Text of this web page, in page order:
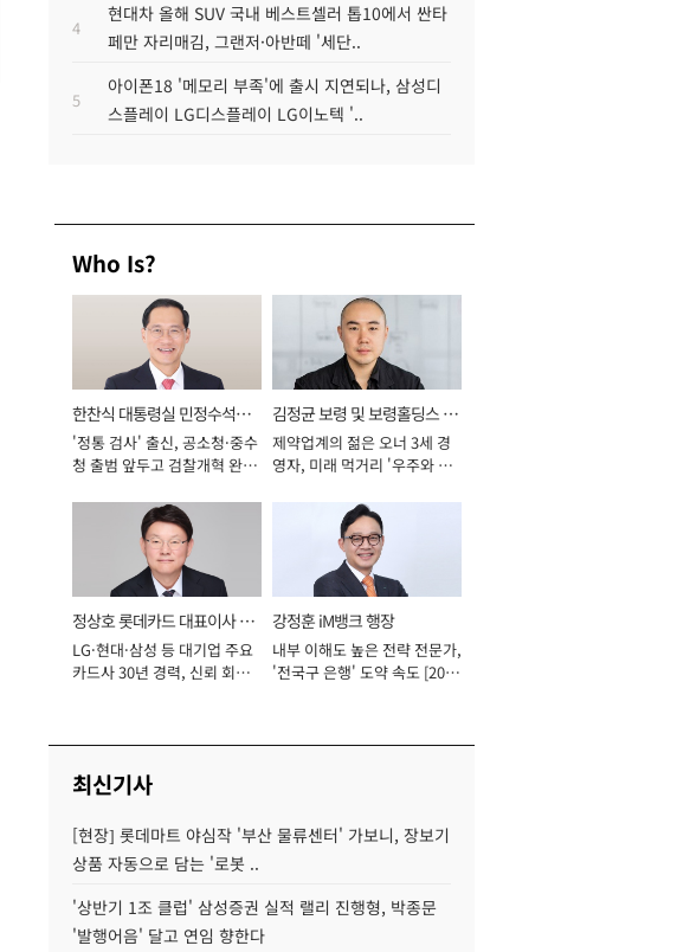
4
현대차 올해 SUV 국내 베스트셀러 톱10에서 싼타
페만 자리매김, 그랜저·아반떼 '세단..
5
아이폰18 '메모리 부족'에 출시 지연되나, 삼성디
스플레이 LG디스플레이 LG이노텍 '..
Who Is?
한찬식 대통령실 민정수석비
서관
'정통 검사' 출신, 공소청·중수
청 출범 앞두고 검찰개혁 완수
김정균 보령 및 보령홀딩스 대
표이사 사장
제약업계의 젊은 오너 3세 경
영자, 미래 먹거리 '우주와 헬
정상호 롯데카드 대표이사 사
장
LG·현대·삼성 등 대기업 주요
카드사 30년 경력, 신뢰 회복
강정훈 iM뱅크 행장
내부 이해도 높은 전략 전문가,
'전국구 은행' 도약 속도 [2026
최신기사
[현장] 롯데마트 야심작 '부산 물류센터' 가보니, 장보기
상품 자동으로 담는 '로봇 ..
'상반기 1조 클럽' 삼성증권 실적 랠리 진행형, 박종문
'발행어음' 달고 연임 향한다